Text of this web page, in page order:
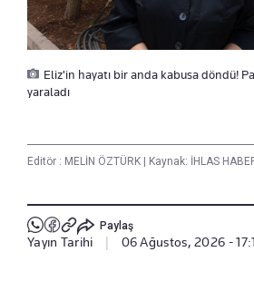
Eliz'in hayatı bir anda kabusa döndü!
yaraladı
Editör : MELİN ÖZTÜRK | Kaynak: İHLAS
Paylaş
Yayın Tarihi 06 Ağustos, 2026 -